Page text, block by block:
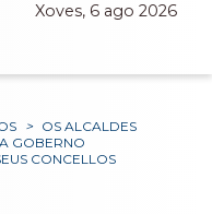
Xoves, 6 ago 2026
> OS ALCALDES
GOBERNO
CONCELLOS